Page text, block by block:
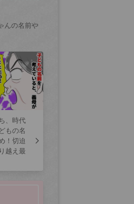
んの名前や
、時代
もの名
！切迫
越え最